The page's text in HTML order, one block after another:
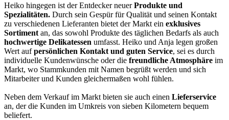
Heiko hingegen ist der Entdecker neuerProdukte und
Spezialitäten. Durch sein Gespür für Qualität und seinen Kontakt
zu verschiedenen Lieferanten bietet der Markt ein exklusives
Sortiment an, das sowohl Produkte des täglichen Bedarfs als auch
hochwertige Delikatessen umfasst. Heiko und Anja legen großen
Wert aufpersönlichen Kontakt und guten Service, sei es durch
individuelle Kundenwünsche oder die freundliche Atmosphäre im
Markt, wo Stammkunden mit Namen begrüßt werden und sich
Mitarbeiter und Kunden gleichermaßen wohl fühlen.
Neben dem Verkauf im Markt bieten sie auch einen Lieferservice
an, der die Kunden im Umkreis von sieben Kilometern bequem
beliefert.